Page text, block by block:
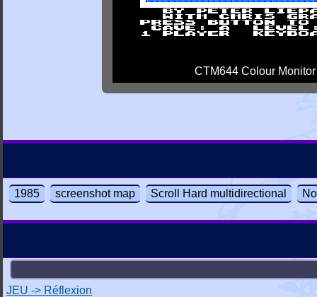
CTM644 Colour Monitor
1985 screenshot map Scroll Hard multidirectional
JEU -> Réflexion